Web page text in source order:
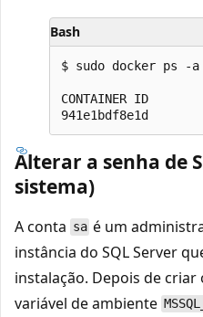
Bash
$ sudo docker ps -a
CONTAINER ID
Alterar a senha de
sistema)
A conta sa é um
instância do SQL Server
instalação. Depois de criar
variável de ambiente